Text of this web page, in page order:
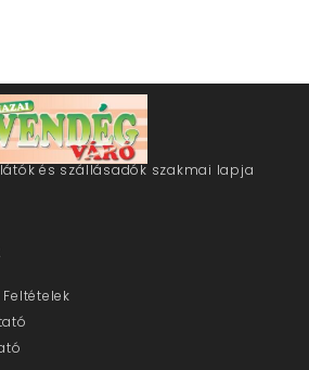
és szállásadók szakmai lapja